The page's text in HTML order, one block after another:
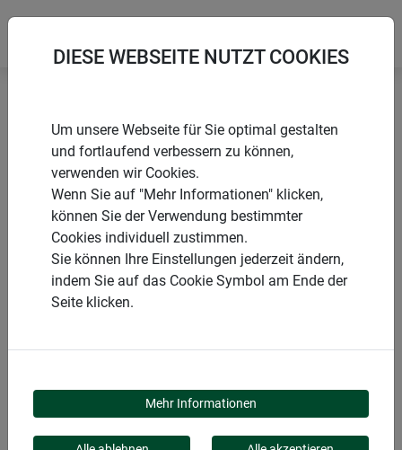
Startseite Kunststoffmatten Sichtschutzmatte RAFFIA
PRODUKTE
SICHTSCHUTZMATTE
DIESE WEBSEITE NUTZT COOKIES
Um unsere Webseite für Sie optimal gestalten
und fortlaufend verbessern zu können,
verwenden wir Cookies.
Wenn Sie auf "Mehr Informationen" klicken,
können Sie der Verwendung bestimmter
Cookies individuell zustimmen.
Sie können Ihre Einstellungen jederzeit ändern,
indem Sie auf das Cookie Symbol am Ende der
Seite klicken.
Mehr Informationen